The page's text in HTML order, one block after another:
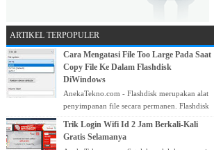
ARTIKEL TERPOPULER
Cara Mengatasi File Too Large Pada Saat
Copy File Ke Dalam Flashdisk
DiWindows
AnekaTekno.com - Flashdisk merupakan alat
penyimpanan file secara permanen. Flashdisk
Harddisk, yang me...
Trik Login Wifi Id 2 Jam Berkali-Kali
Gratis Selamanya